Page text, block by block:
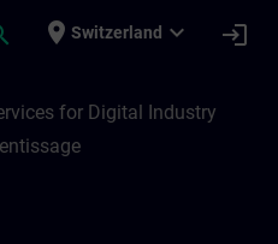
place Switzerland expand_more login
for Digital Industry